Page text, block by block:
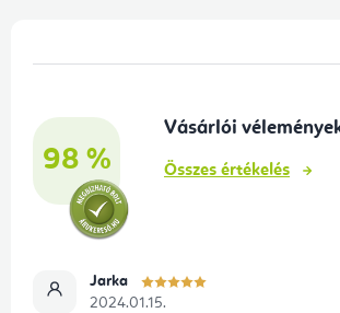
98 %
Vásárlói
Összes értékelés
Jarka
2024.01.15.